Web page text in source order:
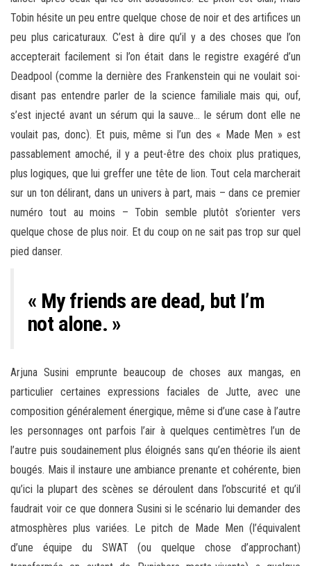
Tobin hésite un peu entre quelque chose de noir et des artifices un
peu plus caricaturaux. C’est à dire qu’il y a des choses que l’on
accepterait facilement si l’on était dans le registre exagéré d’un
Deadpool (comme la dernière des Frankenstein qui ne voulait soi-
disant pas entendre parler de la science familiale mais qui, ouf,
s’est injecté avant un sérum qui la sauve… le sérum dont elle ne
voulait pas, donc). Et puis, même si l’un des « Made Men » est
passablement amoché, il y a peut-être des choix plus pratiques,
plus logiques, que lui greffer une tête de lion. Tout cela marcherait
sur un ton délirant, dans un univers à part, mais – dans ce premier
numéro tout au moins – Tobin semble plutôt s’orienter vers
quelque chose de plus noir. Et du coup on ne sait pas trop sur quel
pied danser.
« My friends are dead, but I’m
not alone. »
Arjuna Susini emprunte beaucoup de choses aux mangas, en
particulier certaines expressions faciales de Jutte, avec une
composition généralement énergique, même si d’une case à l’autre
les personnages ont parfois l’air à quelques centimètres l’un de
l’autre puis soudainement plus éloignés sans qu’en théorie ils aient
bougés. Mais il instaure une ambiance prenante et cohérente, bien
qu’ici la plupart des scènes se déroulent dans l’obscurité et qu’il
faudrait voir ce que donnera Susini si le scénario lui demander des
atmosphères plus variées. Le pitch de Made Men (l’équivalent
d’une équipe du SWAT (ou quelque chose d’approchant)